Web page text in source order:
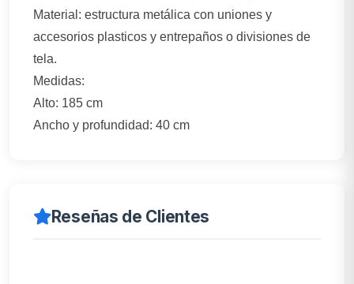
Material: estructura metálica con uniones y
accesorios plasticos y entrepaños o divisiones de
tela.
Medidas:
Alto: 185 cm
Ancho y profundidad: 40 cm
Reseñas de Clientes